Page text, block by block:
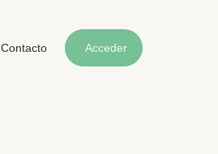
Contacto Acceder